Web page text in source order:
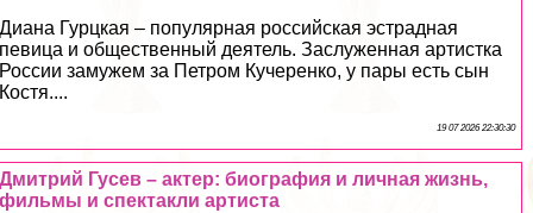
Диана Гурцкая – популярная российская эстрадная
певица и общественный деятель. Заслуженная артистка
России замужем за Петром Кучеренко, у пары есть сын
Костя....
19 07 2026 22:30:30
Дмитрий Гусев – актер: биография и личная жизнь,
фильмы и спектакли артиста